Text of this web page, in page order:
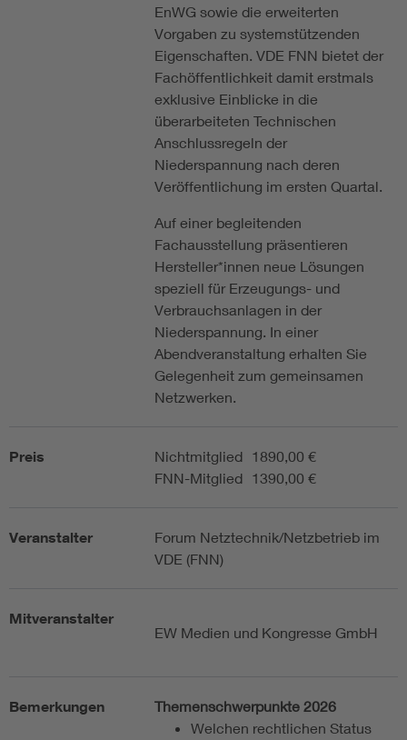
EnWG sowie die erweiterten
Vorgaben zu systemstützenden
Eigenschaften. VDE FNN bietet der
Fachöffentlichkeit damit erstmals
exklusive Einblicke in die
überarbeiteten Technischen
Anschlussregeln der
Niederspannung nach deren
Veröffentlichung im ersten Quartal.
Auf einer begleitenden
Fachausstellung präsentieren
Hersteller*innen neue Lösungen
speziell für Erzeugungs- und
Verbrauchsanlagen in der
Niederspannung. In einer
Abendveranstaltung erhalten Sie
Gelegenheit zum gemeinsamen
Netzwerken.
Preis Nichtmitglied 1890,00 €
FNN-Mitglied 1390,00 €
Veranstalter
Forum Netztechnik/Netzbetrieb im
VDE (FNN)
Mitveranstalter
EW Medien und Kongresse GmbH
Bemerkungen
Themenschwerpunkte 2026
Welchen rechtlichen Status